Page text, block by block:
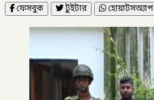
ফেসবুক
টুইটার হোয়াটসঅ্যাপ